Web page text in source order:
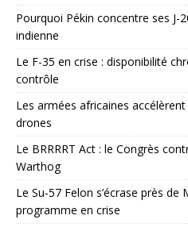
Pourquoi Pékin concentre ses J-
indienne
Le F-35 en crise : disponibilité
contrôle
Les armées africaines
drones
Le BRRRRT Act : le Congrès
Warthog
Le Su-57 Felon s’écrase près de
programme en crise